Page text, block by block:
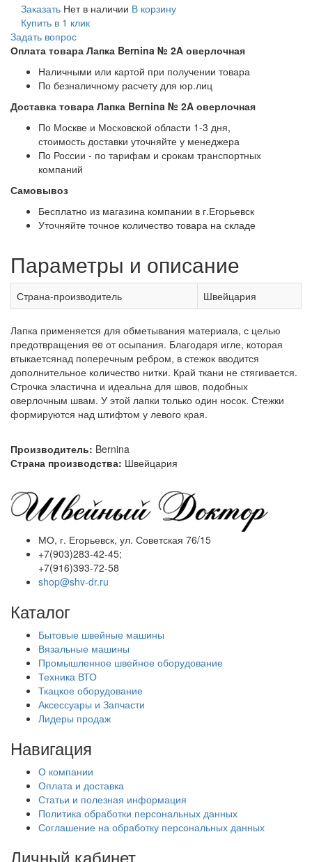
Заказать Нет в наличии В корзину
Купить в 1 клик
Задать вопрос
Оплата товара Лапка Bernina № 2A оверлочная
Наличными или картой при получении товара
По безналичному расчету для юр.лиц
Доставка товара Лапка Bernina № 2A оверлочная
По Москве и Московской области 1-3 дня,
стоимость доставки уточняйте у менеджера
По России - по тарифам и срокам транспортных
компаний
Самовывоз
Бесплатно из магазина компании в г.Егорьевск
Уточняйте точное количество товара на складе
Параметры и описание
Страна-производитель Швейцария
Лапка применяется для обметывания материала, с целью
предотвращения ee от осыпания. Благодаря игле, которая
втыкаетсянад поперечным ребром, в стежок вводится
дополнительное количество нитки. Край ткани не стягивается.
Строчка эластична и идеальна для швов, подобных
оверлочным швам. У этой лапки только один носок. Стежки
формируются над штифтом у левого края.
Производитель: Bernina
Страна производства: Швейцария
МО, г. Егорьевск, ул. Советская 76/15
+7(903)283-42-45;
+7(916)393-72-58
shop@shv-dr.ru
Каталог
Бытовые швейные машины
Вязальные машины
Промышленное швейное оборудование
Техника ВТО
Ткацкое оборудование
Аксессуары и Запчасти
Лидеры продаж
Навигация
О компании
Оплата и доставка
Статьи и полезная информация
Политика обработки персональных данных
Соглашение на обработку персональных данных
Личный кабинет